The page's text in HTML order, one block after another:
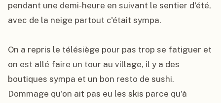
pendant une demi-heure en suivant le sentier d'été,
avec de la neige partout c'était sympa.
On a repris le télésiège pour pas trop se fatiguer et
on est allé faire un tour au village, il y a des
boutiques sympa et un bon resto de sushi.
Dommage qu'on ait pas eu les skis parce qu'à